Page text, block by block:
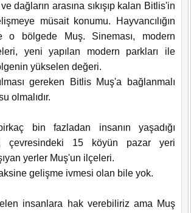
dağların arasına sıkışıp kalan Bitlis'in
müsait konumu. Hayvancılığın
o bölgede Muş. Sineması, modern
yeni yapılan modern parkları ile
yükselen değeri.
gereken Bitlis Muş'a bağlanmalı
olmalıdır.
bin fazladan insanın yaşadığı
çevresindeki 15 köyün pazar yeri
yerler Muş'un ilçeleri.
gelişme ivmesi olan bile yok.
insanlara hak verebiliriz ama Muş